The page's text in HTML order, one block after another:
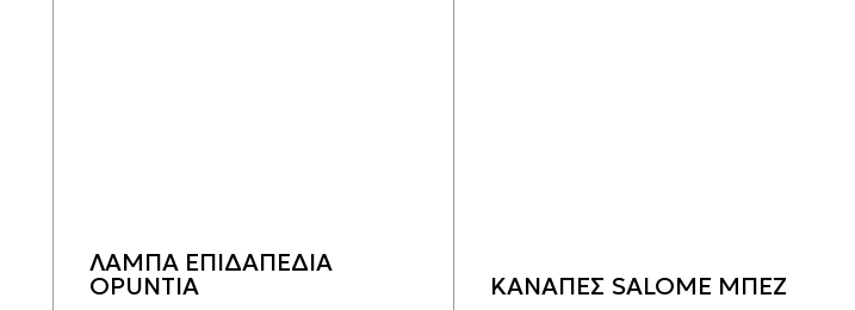
ΛΑΜΠΑ ΕΠΙΔΑΠΕΔΙΑ
OPUNTIA ΚΑΝΑΠΕΣ SALOME ΜΠΕΖ